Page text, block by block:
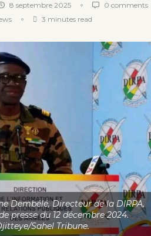
8 septembre 2025
0 comments
3 minutes read
Dembélé, Directeur de la DIRPA,
presse du 12 décembre 2024.
Sahel Tribune.